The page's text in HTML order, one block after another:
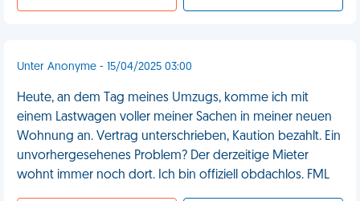
Unter Anonyme - 15/04/2025 03:00
Heute, an dem Tag meines Umzugs, komme ich mit
einem Lastwagen voller meiner Sachen in meiner neuen
Wohnung an. Vertrag unterschrieben, Kaution bezahlt. Ein
unvorhergesehenes Problem? Der derzeitige Mieter
wohnt immer noch dort. Ich bin offiziell obdachlos. FML